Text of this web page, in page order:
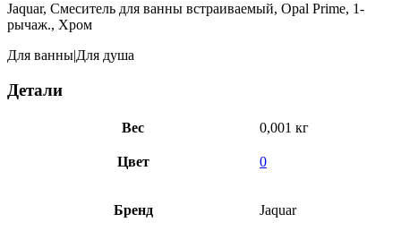
Jaquar, Смеситель для ванны встраиваемый, Opal Prime, 1-
рычаж., Хром
Для ванны|Для душа
Детали
Вес 0,001 кг
Цвет 0
Бренд Jaquar